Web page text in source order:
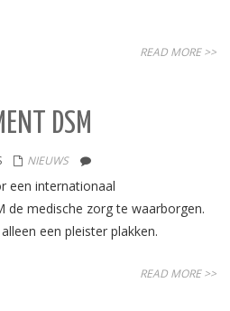
READ MORE >>
DSM
NIEUWS
een internationaal
de medische zorg te waarborgen.
een pleister plakken.
READ MORE >>